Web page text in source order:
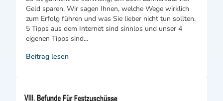
Geld sparen. Wir sagen Ihnen, welche Wege wirklich
zum Erfolg führen und was Sie lieber nicht tun sollten.
5 Tipps aus dem Internet sind sinnlos und unser 4
eigenen Tipps sind...
Beitrag lesen